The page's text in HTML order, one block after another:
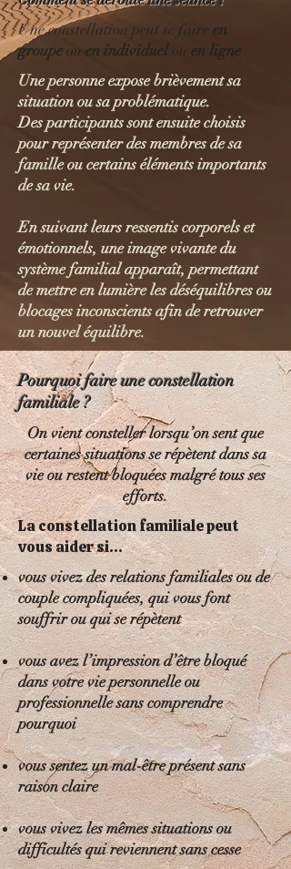
Une constellation peut se faire en
groupeou en individuelou en ligne
Une personne expose brièvement sa
situation ou sa problématique.
Des participants sont ensuite choisis
pour représenter des membres de sa
famille ou certains éléments importants
de sa vie.
En suivant leurs ressentis corporels et
émotionnels, une image vivante du
système familial apparaît, permettant
de mettre en lumière les déséquilibres ou
blocages inconscients afin de retrouver
un nouvel équilibre.
Pourquoi faire une constellation
familiale ?
On vient consteller lorsqu’on sent que
certaines situations se répètent dans sa
vie ou restent bloquées malgré tous ses
efforts.
La constellation familiale peut
vous aider si…
vous vivez des relations familiales ou de
couple compliquées, qui vous font
souffrir ou qui se répètent
vous avez l’impression d’être bloqué
dans votre vie personnelle ou
professionnelle sans comprendre
pourquoi
vous sentez un mal-être présent sans
raison claire
vous vivez les mêmes situations ou
difficultés qui reviennent sans cesse